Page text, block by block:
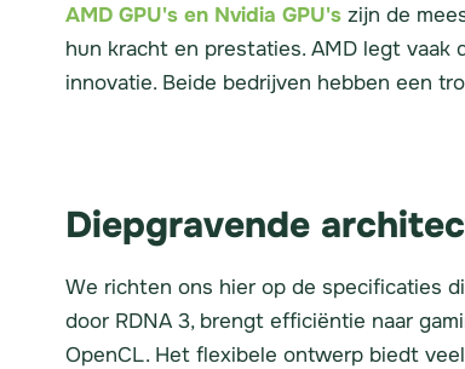
AMD GPU's en Nvidia GPU'szijn de
hun kracht en prestaties. AMD legt vaak
innovatie. Beide bedrijven hebben een
Diepgravende
We richten ons hier op de specificaties
door RDNA 3, brengt efficiëntie naar
OpenCL. Het flexibele ontwerp biedt